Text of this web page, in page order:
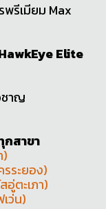
รีเมียม Max
Elite
ชาญ
สาขา
ระยอง)
ตะเภา)
ว่น)